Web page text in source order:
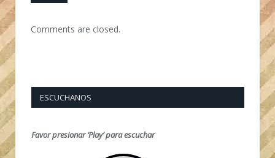
Comments are closed.
ESCUCHANOS
Favor presionar ‘Play’ para escuchar